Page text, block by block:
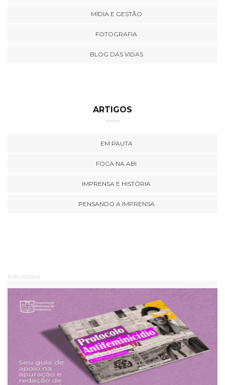
MÍDIA E GESTÃO
FOTOGRAFIA
BLOG DAS VIDAS
ARTIGOS
EM PAUTA
FOCA NA ABI
IMPRENSA E HISTÓRIA
PENSANDO A IMPRENSA
PUBLICIDADE